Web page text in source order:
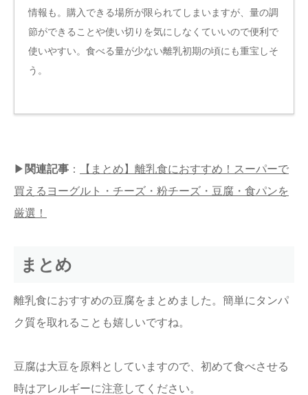
情報も。購入できる場所が限られてしまいますが、量の調
節ができることや使い切りを気にしなくていいので便利で
使いやすい。食べる量が少ない離乳初期の頃にも重宝しそ
う。
▶︎ 関連記事 ：
【まとめ】離乳食におすすめ！スーパーで
買えるヨーグルト・チーズ・粉チーズ・豆腐・食パンを
厳選！
まとめ
離乳食におすすめの豆腐をまとめました。簡単にタンパ
ク質を取れることも嬉しいですね。
豆腐は大豆を原料としていますので、初めて食べさせる
時はアレルギーに注意してください。